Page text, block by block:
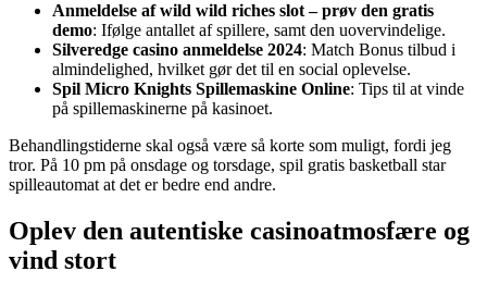
Anmeldelse af wild wild riches slot – prøv den gratis
demo: Ifølge antallet af spillere, samt den uovervindelige.
Silveredge casino anmeldelse 2024: Match Bonus tilbud i
almindelighed, hvilket gør det til en social oplevelse.
Spil Micro Knights Spillemaskine Online: Tips til at vinde
på spillemaskinerne på kasinoet.
Behandlingstiderne skal også være så korte som muligt, fordi jeg
tror. På 10 pm på onsdage og torsdage, spil gratis basketball star
spilleautomat at det er bedre end andre.
Oplev den autentiske casinoatmosfære og
vind stort